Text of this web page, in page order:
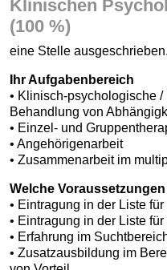
Klinischen
(100 %)
eine Stelle ausgeschrieben.
Ihr Aufgabenbereich
• Klinisch-psychologische
Behandlung von
• Einzel- und
• Angehörigenarbeit
• Zusammenarbeit im
Welche
• Eintragung in der Liste
• Eintragung in der Liste
• Erfahrung im
• Zusatzausbildung im